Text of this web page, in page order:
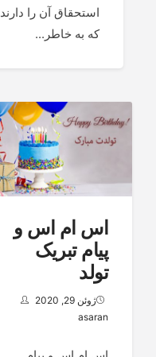
استحقاق آن را دارند
که به خاطر...
اس ام اس و
پیام تبریک
تولد
ژوئن 29, 2020
asaran